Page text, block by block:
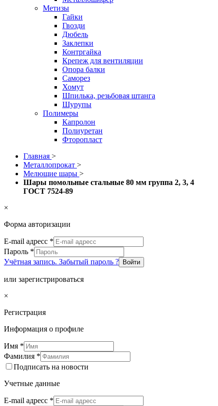
Метизы
Гайки
Гвозди
Дюбель
Заклепки
Контргайка
Крепеж для вентиляции
Опора балки
Саморез
Хомут
Шпилька, резьбовая штанга
Шурупы
Полимеры
Капролон
Полиуретан
Фторопласт
Главная >
Металлопрокат >
Мелющие шары >
Шары помольные стальные 80 мм группа 2, 3, 4
ГОСТ 7524-89
×
Форма авторизации
E-mail адресс *
Пароль *
Учётная запись. Забытый пароль ?
Войти
или зарегистрироваться
×
Регистрация
Информация о профиле
Имя *
Фамилия *
Подписать на новости
Учетные данные
E-mail адресс *